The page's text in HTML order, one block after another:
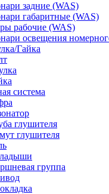
задние (WAS)
габаритные (WAS)
рабочие (WAS)
освещения
Гайка
система
глушителя
глушителя
группа